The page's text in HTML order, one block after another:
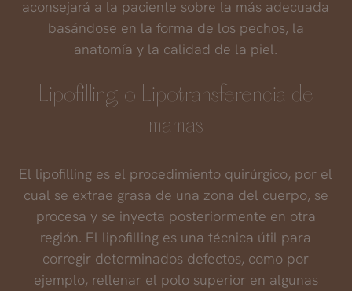
aconsejará a la paciente sobre la más adecuada
basándose en la forma de los pechos, la
anatomía y la calidad de la piel.
Lipofilling o Lipotransferencia de
mamas
El lipofilling es el procedimiento quirúrgico, por el
cual se extrae grasa de una zona del cuerpo, se
procesa y se inyecta posteriormente en otra
región. El lipofilling es una técnica útil para
corregir determinados defectos, como por
ejemplo, rellenar el polo superior en algunas